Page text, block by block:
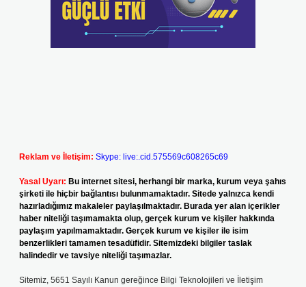
Reklam ve İletişim: Skype: live:.cid.575569c608265c69
Yasal Uyarı: Bu internet sitesi, herhangi bir marka, kurum veya şahıs
şirketi ile hiçbir bağlantısı bulunmamaktadır. Sitede yalnızca kendi
hazırladığımız makaleler paylaşılmaktadır. Burada yer alan içerikler
haber niteliği taşımamakta olup, gerçek kurum ve kişiler hakkında
paylaşım yapılmamaktadır. Gerçek kurum ve kişiler ile isim
benzerlikleri tamamen tesadüfidir. Sitemizdeki bilgiler taslak
halindedir ve tavsiye niteliği taşımazlar.
Sitemiz, 5651 Sayılı Kanun gereğince Bilgi Teknolojileri ve İletişim